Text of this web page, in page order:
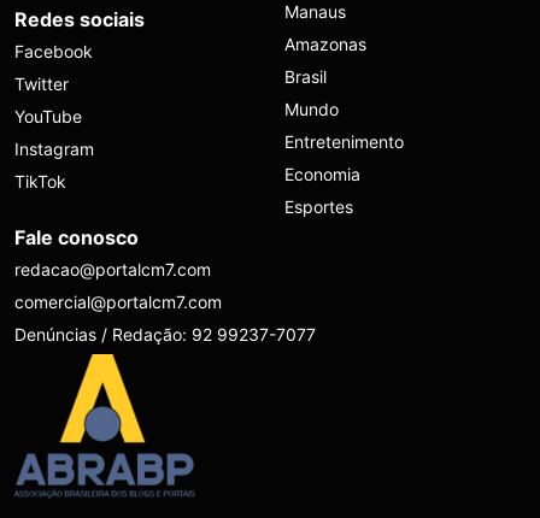
Redes sociais
Facebook
Twitter
YouTube
Instagram
TikTok
Manaus
Amazonas
Brasil
Mundo
Entretenimento
Economia
Esportes
Fale conosco
redacao@portalcm7.com
comercial@portalcm7.com
Denúncias / Redação: 92 99237-7077